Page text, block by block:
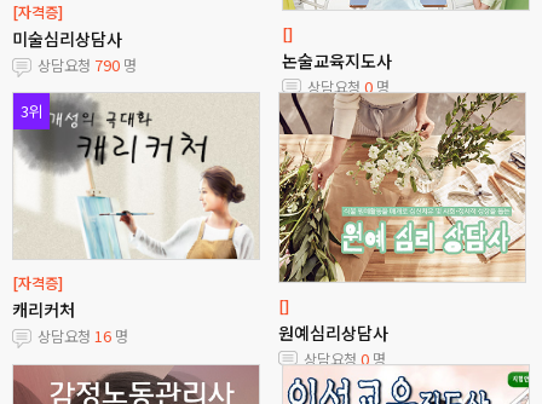
[자격증]
미술심리상담사
상담요청 790 명
[]
논술교육지도사
상담요청 0명
3위
[자격증]
캐리커처
상담요청 16 명
[]
원예심리상담사
상담요청 0명